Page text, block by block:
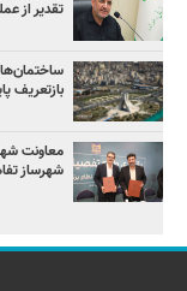
تقدیر از
بازتعریف
معاونت
شهرساز